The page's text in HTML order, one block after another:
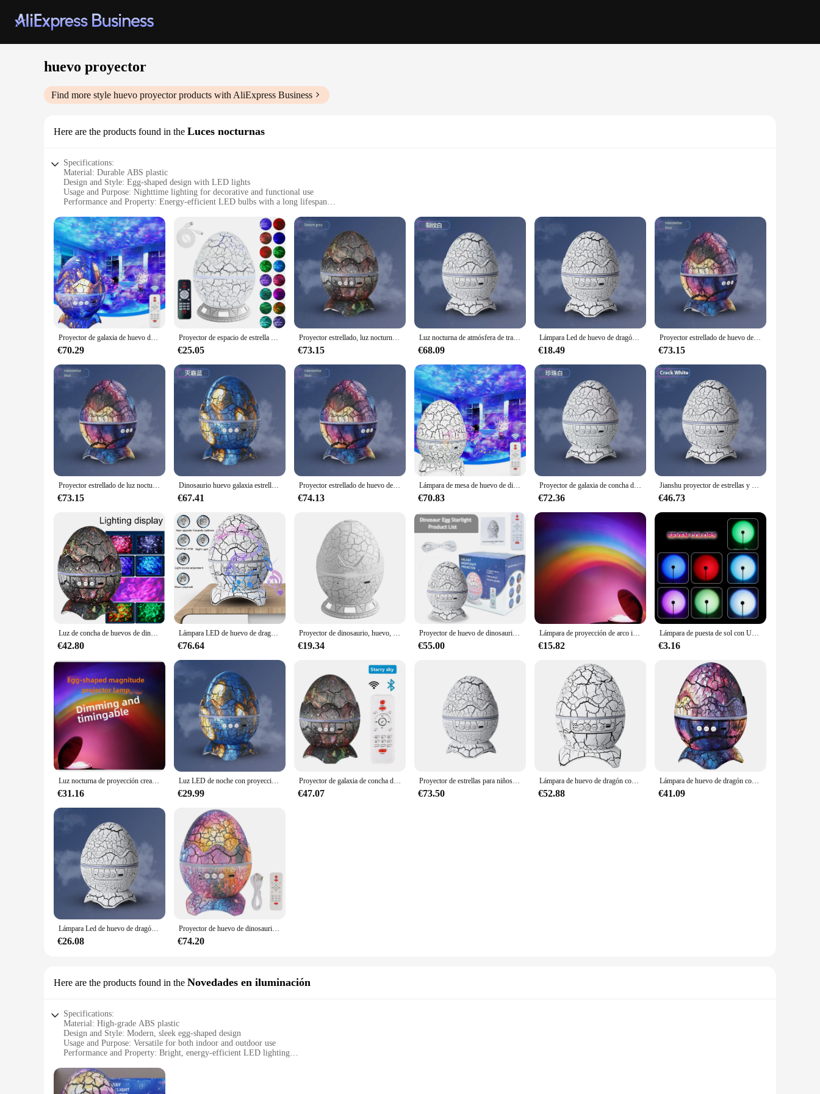
huevo proyector
Find more style huevo proyectorproducts with AliExpress Business
Here are the products found in the Luces nocturnas
Specifications:
Material: Durable ABS plastic
Design and Style: Egg-shaped design with LED lights
Usage and Purpose: Nighttime lighting for decorative and functional use
Performance and Property: Energy-efficient LED bulbs with a long lifespan
Shape or Size or Weight or Quantity: Compact and lightweight, perfect for portability
Features:
|Wholesale|Vendors|
**Illuminate Your Space with Style**
The huevo proyector is a unique and innovative lighting solution that blends functionality with a touch of whimsy. Designed in the shape of an egg, this charming device is not just a night light but a
conversation starter. The LED lights embedded within the egg cast a soft, ambient glow, creating a cozy and inviting atmosphere in any room. Whether you're looking to add a playful touch to your
child's bedroom or create a warm ambiance in your living area, the huevo proyector is the perfect choice.
**Energy Efficiency Meets Portability**
The huevo proyector is more than just a pretty face; it's also a smart choice for those who value energy efficiency. The LED bulbs used in this product are known for their longevity and low power
consumption, ensuring that you can enjoy its soft lighting for hours without worrying about your electricity bill. Its compact size and lightweight design make it an ideal travel companion, providing a
comforting presence wherever you go. Whether you're setting up a temporary bedroom in a hotel or creating a soothing environment in a dorm room, the huevo proyector is your reliable ally.
**Versatile and User-Friendly**
The huevo proyector is not just a decorative piece; it's also a practical tool for various scenarios. Its versatile design makes it suitable for a wide range of settings, from nurseries to adult bedrooms.
The USB charging capability ensures that you can easily recharge the device, while the egg-shaped design makes it easy to grip and move around. Whether you're a parent looking to create a
comforting environment for your child or an adult seeking a cozy companion for late-night reading, the huevo proyector is the perfect choice for you.
Proyector de galaxia de huevo de dinosaurio para niños y adultos, proyector de estrellas Space Buddy, luz nocturna para dormitorio, proyector de astronauta con Bluetoot
€70.29
Proyector de espacio de estrella de galaxia, luz nocturna LED de huevo de dinosaurio Aurora para temporizador de Control remoto Bluetooth para decoración de dormitorio y sala de estar
€25.05
Proyector estrellado, luz nocturna, huevo de dinosaurio, Altavoz Bluetooth, enchufe USB, Control remoto para habitación, luz LED ambiental, regalo para niños
€73.15
Luz nocturna de atmósfera de transmisión de grietas, proyector completo de dinosaurio, huevo, estrella, proyección láser de ondulación de agua
€68.09
Lámpara Led de huevo de dragón para niños, proyector estrellado de concha de huevos de dinosaurio, Galaxia, Control remoto compatible con Bluetooth, luces nocturnas, regalo
€18.49
Proyector estrellado de huevo de dinosaurio, luz nocturna LED, luz ambiental, USB, enchufe, Control remoto, Altavoz Bluetooth, regalo para niños
€73.15
Proyector estrellado de luz nocturna, huevo de dinosaurio LED de iluminación ambiental, Altavoz Bluetooth, enchufe USB, Control remoto para regalo de niños
€73.15
Dinosaurio huevo galaxia estrella proyector luz estrellada reproductor de música luz nocturna ruido blanco nebulosa regalo decoración niños adultos habitación
€67.41
Proyector estrellado de huevo de dinosaurio, luz nocturna, Altavoz Bluetooth, USB, enchufable, Control remoto para habitación, luz ambiental LED, regalo para niños
€74.13
Lámpara de mesa de huevo de dinosaurio agrietado, proyector de nebulosa, ondulación de agua, control remoto, audio decorativo ni
€70.83
Proyector de galaxia de concha de huevo de dinosaurio, luz nocturna de cielo estrellado, Altavoz Bluetooth, decoración de sala de juegos linda, regalo para niños, nebulosa LED
€72.36
Jianshu proyector de estrellas y huevos de dinosaurio, luz de cielo estrellado y Altavoz Bluetooth, proyector de noche para decoración de habitación de niños, lindo
€46.73
Luz de concha de huevos de dinosaurio con carga USB, proyector de luz nocturna estrellada, proyector de galaxia de cáscara de huevo de dinosaurio para decoración de sala de juegos
€42.80
Lámpara LED de huevo de dragón, proyector estrellado de concha de huevo de dinosaurio, Galaxia, Control remoto compatible con Bluetooth, luz nocturna de nebulosa, decoración de habitación
€76.64
Proyector de dinosaurio, huevo, Galaxia, Space Buddy, estrella, luz nocturna para niños y adultos, proyector de astronauta para dormitorio con Bluetooth
€19.34
Proyector de huevo de dinosaurio Aurora Star, luz nocturna con Altavoz Bluetooth, Ola oceánica, proyector de galaxia para habitación de niños y adultos, decoración del hogar
€55.00
Lámpara de proyección de arco iris, luz nocturna de Color LED, 3 modos, estilo proyector, lámpara de mesa en forma de huevo para niños, dormitorio, decoración del hogar, regalo
€15.82
Lámpara de puesta de sol con USB, proyector LED para teléfono, luz nocturna para autofotografía, decoración de habitación, Bar, atmósfera, Fondo de fotografía
€3.16
Luz nocturna de proyección creativa, proyector arcoíris de una generación, lámpara de proyección colorida Led en forma de huevo, luz nocturna pequeña
€31.16
Luz LED de noche con proyección de cielo estrellado, proyector de música con Bluetooth, huevo de dinosaurio con grietas, nebulosa, regalo de Navidad para niños
€29.99
Proyector de galaxia de concha de huevo de dinosaurio, luz nocturna de cielo estrellado, altavoces Bluetooth, lámpara de nebulosa LED, Linda decoración de sala de juegos, regalo para niños
€47.07
Proyector de estrellas para niños, proyector de dinosaurio, huevo, Galaxia, Control remoto, altavoz de ruido blanco, 14 colores, luz nocturna LED
€73.50
Lámpara de huevo de dragón con Control remoto/Sonido, luz de concha de huevos de dinosaurio, proyector de luz nocturna estrellada Compatible con Bluetooth, regalos para niños
€52.88
Lámpara de huevo de dragón con Control remoto/Sonido, luz de concha de huevos de dinosaurio, carga USB, proyector de galaxia de cáscara de huevo de dinosaurio para regalos de niños
€41.09
Lámpara Led de huevo de dragón para niños, proyector estrellado de concha de huevos de dinosaurio, Galaxia, Control remoto compatible con Bluetooth, luces nocturnas, regalo
€26.08
Proyector de huevo de dinosaurio-luz nocturna inteligente, lámpara de proyector de estrella de galaxia de ruido blanco, Altavoz Bluetooth, Control remoto, decoración de habitación de niños
€74.20
Here are the products found in the Novedades en iluminación
Specifications:
Material: High-grade ABS plastic
Design and Style: Modern, sleek egg-shaped design
Usage and Purpose: Versatile for both indoor and outdoor use
Performance and Property: Bright, energy-efficient LED lighting
Applicable People: Ideal for families, businesses, and event planners
Features: